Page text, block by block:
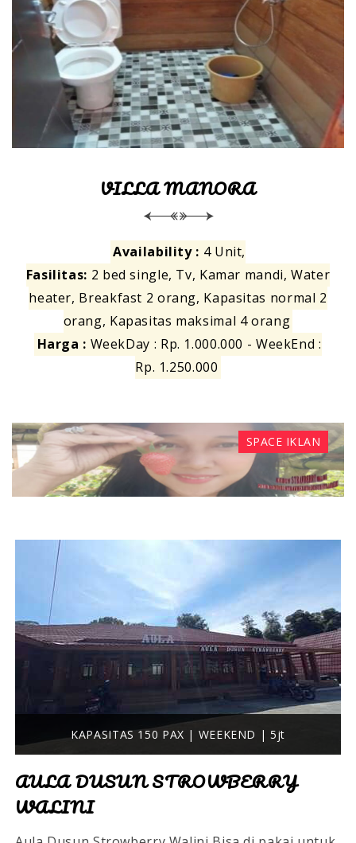
VILLA MANORA
Availability : 4 Unit,
Fasilitas: 2 bed single, Tv, Kamar mandi, Water
heater, Breakfast 2 orang, Kapasitas normal 2
orang, Kapasitas maksimal 4 orang
Harga : WeekDay : Rp. 1.000.000 - WeekEnd :
Rp. 1.250.000
SPACE IKLAN
KAPASITAS 150 PAX | WEEKEND | 5jt
AULA DUSUN STROWBERRY
WALINI